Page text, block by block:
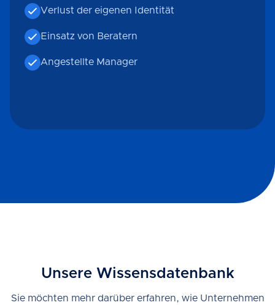
Verlust der eigenen Identität
Einsatz von Beratern
Angestellte Manager
Unsere Wissensdatenbank
Sie möchten mehr darüber erfahren, wie Unternehmen